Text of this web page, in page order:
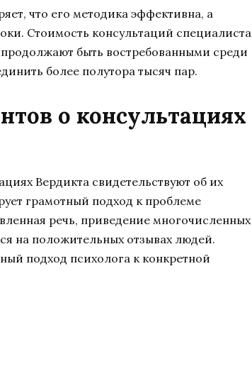
что его методика эффективна, а
Стоимость консультаций специалиста
быть востребованными среди
более полутора тысяч пар.
о консультациях
Вердикта свидетельствуют об их
грамотный подход к проблеме
речь, приведение многочисленных
на положительных отзывах людей.
подход психолога к конкретной